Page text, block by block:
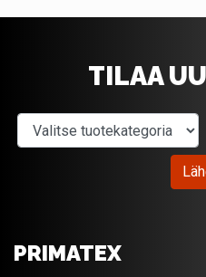
TILAA
Valitse
PRIMATEX